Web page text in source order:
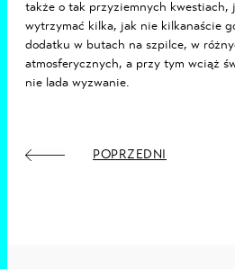
także o tak przyziemnych kwestiach,
wytrzymać kilka, jak nie kilkanaście
dodatku w butach na szpilce, w
atmosferycznych, a przy tym wciąż
nie lada wyzwanie.
POPRZEDNI